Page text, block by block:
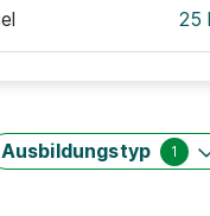
25
Ausbildungstyp 1